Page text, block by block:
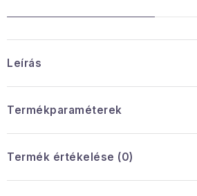
Leírás
Termékparaméterek
Termék értékelése (0)